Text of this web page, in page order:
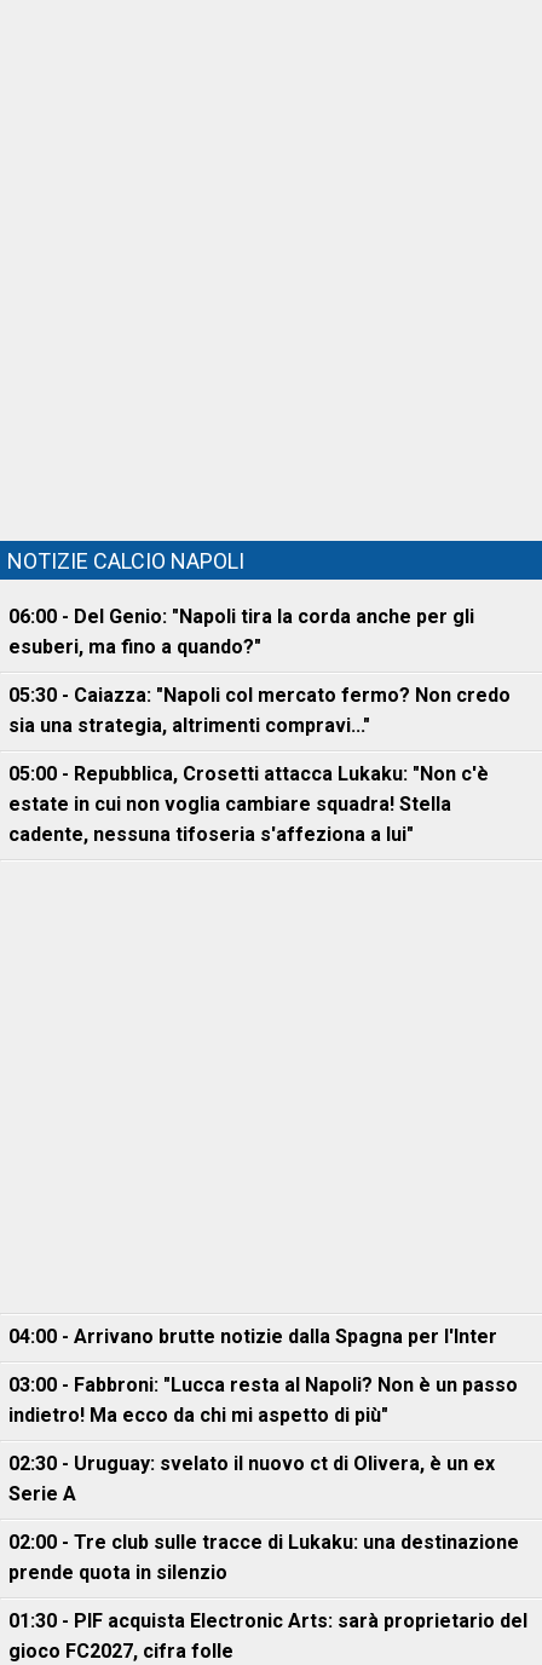
NOTIZIE CALCIO NAPOLI
06:00 - Del Genio: "Napoli tira la corda anche per gli
esuberi, ma fino a quando?"
05:30 - Caiazza: "Napoli col mercato fermo? Non credo
sia una strategia, altrimenti compravi..."
05:00 - Repubblica, Crosetti attacca Lukaku: "Non c'è
estate in cui non voglia cambiare squadra! Stella
cadente, nessuna tifoseria s'affeziona a lui"
04:00 - Arrivano brutte notizie dalla Spagna per l'Inter
03:00 - Fabbroni: "Lucca resta al Napoli? Non è un passo
indietro! Ma ecco da chi mi aspetto di più"
02:30 - Uruguay: svelato il nuovo ct di Olivera, è un ex
Serie A
02:00 - Tre club sulle tracce di Lukaku: una destinazione
prende quota in silenzio
01:30 - PIF acquista Electronic Arts: sarà proprietario del
gioco FC2027, cifra folle